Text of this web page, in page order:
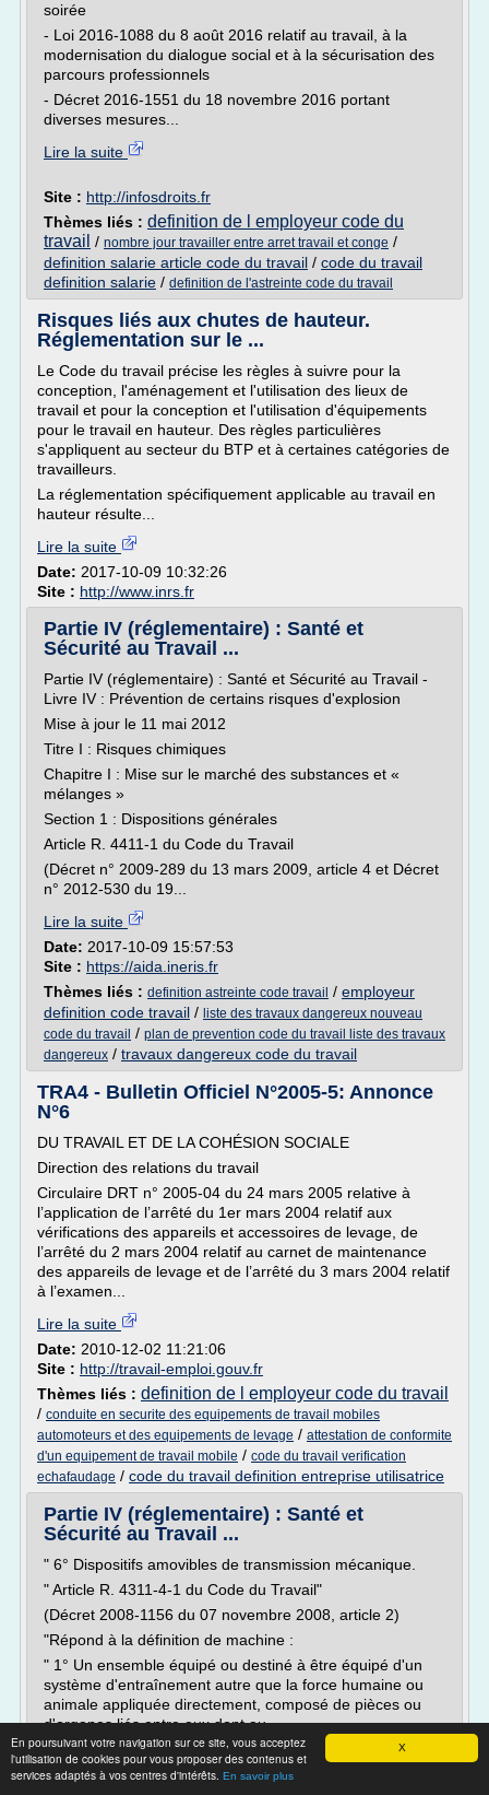
X
En poursuivant votre navigation sur ce site, vous acceptez
l'utilisation de cookies pour vous proposer des contenus et
services adaptés à vos centres d'intérêts. En savoir plus
soirée
- Loi 2016-1088 du 8 août 2016 relatif au travail, à la
modernisation du dialogue social et à la sécurisation des
parcours professionnels
- Décret 2016-1551 du 18 novembre 2016 portant
diverses mesures...
Lire la suite
Site : http://infosdroits.fr
Thèmes liés : definition de l employeur code du
travail / nombre jour travailler entre arret travail et conge /
definition salarie article code du travail / code du travail
definition salarie / definition de l'astreinte code du travail
Risques liés aux chutes de hauteur.
Réglementation sur le ...
Le Code du travail précise les règles à suivre pour la
conception, l'aménagement et l'utilisation des lieux de
travail et pour la conception et l'utilisation d'équipements
pour le travail en hauteur. Des règles particulières
s'appliquent au secteur du BTP et à certaines catégories de
travailleurs.
La réglementation spécifiquement applicable au travail en
hauteur résulte...
Lire la suite
Date: 2017-10-09 10:32:26
Site : http://www.inrs.fr
Partie IV (réglementaire) : Santé et
Sécurité au Travail ...
Partie IV (réglementaire) : Santé et Sécurité au Travail -
Livre IV : Prévention de certains risques d'explosion
Mise à jour le 11 mai 2012
Titre I : Risques chimiques
Chapitre I : Mise sur le marché des substances et «
mélanges »
Section 1 : Dispositions générales
Article R. 4411-1 du Code du Travail
(Décret n° 2009-289 du 13 mars 2009, article 4 et Décret
n° 2012-530 du 19...
Lire la suite
Date: 2017-10-09 15:57:53
Site : https://aida.ineris.fr
Thèmes liés : definition astreinte code travail / employeur
definition code travail / liste des travaux dangereux nouveau
code du travail / plan de prevention code du travail liste des travaux
dangereux / travaux dangereux code du travail
TRA4 - Bulletin Officiel N°2005-5: Annonce
N°6
DU TRAVAIL ET DE LA COHÉSION SOCIALE
Direction des relations du travail
Circulaire DRT n° 2005-04 du 24 mars 2005 relative à
l’application de l’arrêté du 1er mars 2004 relatif aux
vérifications des appareils et accessoires de levage, de
l’arrêté du 2 mars 2004 relatif au carnet de maintenance
des appareils de levage et de l’arrêté du 3 mars 2004 relatif
à l’examen...
Lire la suite
Date: 2010-12-02 11:21:06
Site : http://travail-emploi.gouv.fr
Thèmes liés : definition de l employeur code du travail
/ conduite en securite des equipements de travail mobiles
automoteurs et des equipements de levage / attestation de conformite
d'un equipement de travail mobile / code du travail verification
echafaudage / code du travail definition entreprise utilisatrice
Partie IV (réglementaire) : Santé et
Sécurité au Travail ...
" 6° Dispositifs amovibles de transmission mécanique.
" Article R. 4311-4-1 du Code du Travail"
(Décret 2008-1156 du 07 novembre 2008, article 2)
"Répond à la définition de machine :
" 1° Un ensemble équipé ou destiné à être équipé d'un
système d'entraînement autre que la force humaine ou
animale appliquée directement, composé de pièces ou
d'organes liés entre eux dont au...
Lire la suite
Date:2017-10-09 08:41:47